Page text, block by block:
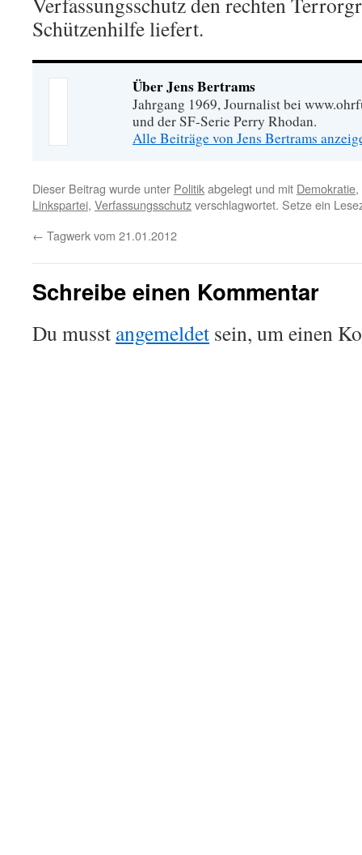
Schützenhilfe liefert.
Über Jens Bertrams
Jahrgang 1969, Journalist bei
und der SF-Serie Perry Rhodan.
Alle Beiträge von Jens Bertrams
Dieser Beitrag wurde unter Politikabgelegt und mit Demokratie,
Linkspartei, Verfassungsschutzverschlagwortet. Setze ein
← Tagwerk vom 21.01.2012
Schreibe einen Kommentar
Du musst angemeldet sein, um einen